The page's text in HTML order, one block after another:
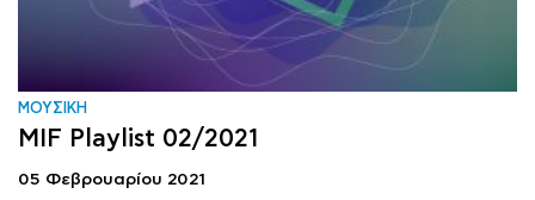
ΜΟΥΣΙΚΗ
MIF Playlist 02/2021
05 Φεβρουαρίου 2021